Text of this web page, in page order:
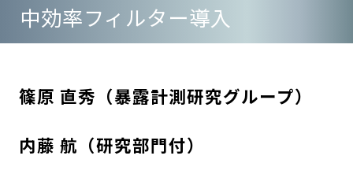
中効率フィルター導入
篠原 直秀（暴露計測研究グループ）
内藤 航（研究部門付）